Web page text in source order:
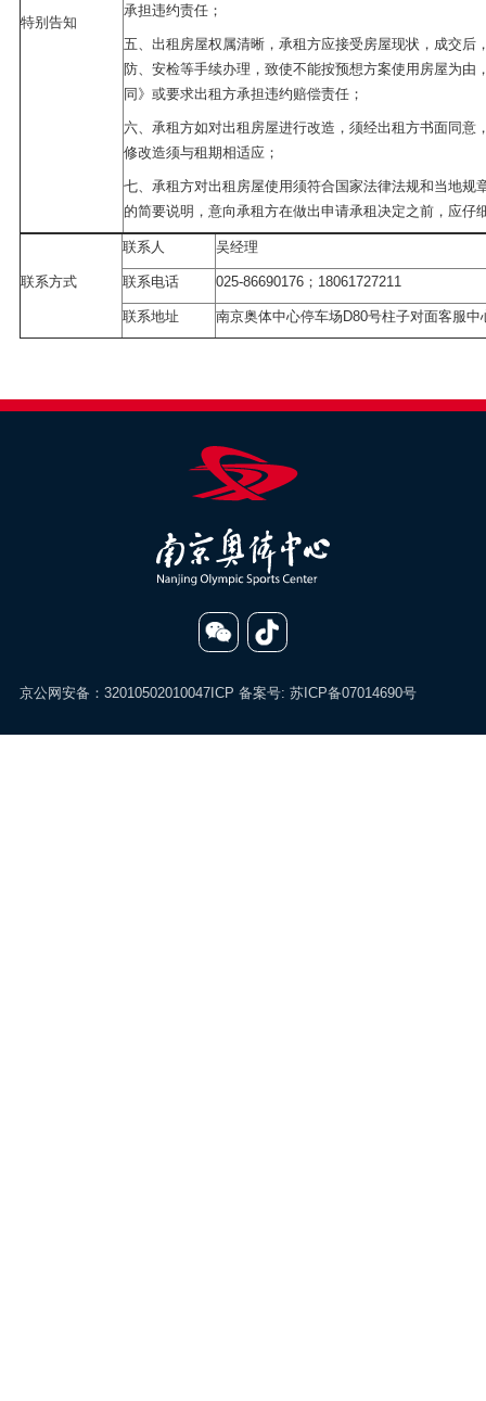
特别告知
承担违约责任；
五、出租房屋权属清晰，承租方应接受房屋现状，成交后
防、安检等手续办理，致使不能按预想方案使用房屋为由
同》或要求出租方承担违约赔偿责任；
六、承租方如对出租房屋进行改造，须经出租方书面同意
修改造须与租期相适应；
七、承租方对出租房屋使用须符合国家法律法规和当地规
的简要说明，意向承租方在做出申请承租决定之前，应仔
联系方式
联系人 吴经理
联系电话 025-86690176；18061727211
联系地址 南京奥体中心停车场D80号柱子对面客服中
京公网安备：32010502010047ICP 备案号: 苏ICP备07014690号